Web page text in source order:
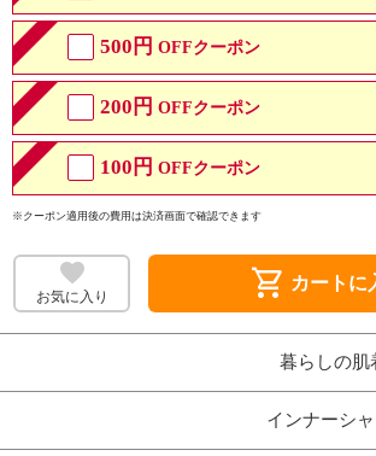
500円 OFFクーポン
200円 OFFクーポン
100円 OFFクーポン
※クーポン適用後の費用は決済画面で確認できます
お気に入り shopping_cart カートに
暮らしの肌
インナーシ